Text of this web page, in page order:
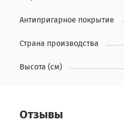
Антипригарное покрытие
Страна производства
Высота (см)
Отзывы